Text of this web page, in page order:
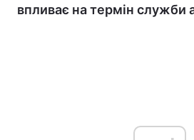
впливає на термін служби